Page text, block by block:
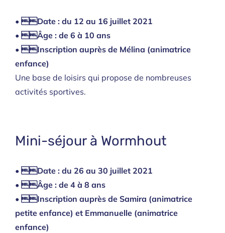
• Date : du 12 au 16 juillet 2021
• Âge : de 6 à 10 ans
• Inscription auprès de Mélina (animatrice
enfance)
Une base de loisirs qui propose de nombreuses
activités sportives.
Mini-séjour à Wormhout
• Date : du 26 au 30 juillet 2021
• Âge : de 4 à 8 ans
• Inscription auprès de Samira (animatrice
petite enfance) et Emmanuelle (animatrice
enfance)